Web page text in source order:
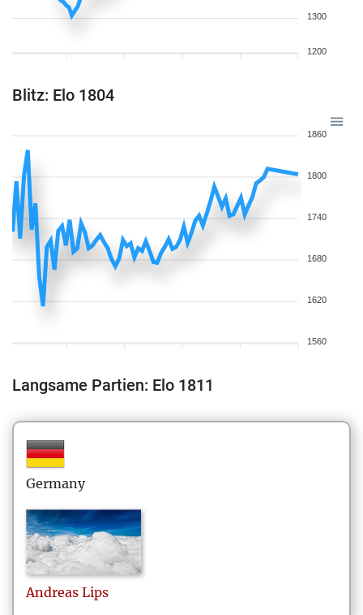
1300
1200
Blitz: Elo 1804
1860
1800
1740
1680
1620
1560
Langsame Partien: Elo 1811
Germany
Andreas Lips